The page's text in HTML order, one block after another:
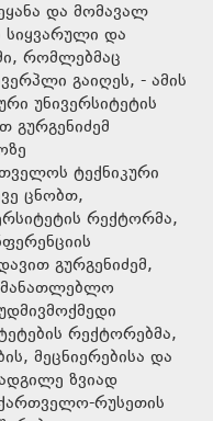
და მომავალ
და
რომლებმაც
გაიღეს, - ამის
უნივერსიტეტის
გურგენიძემ
ტექნიკური
ცნობთ,
რექტორმა,
გურგენიძემ,
რექტორებმა,
მეცნიერებისა და
ზვიად
რუსეთის